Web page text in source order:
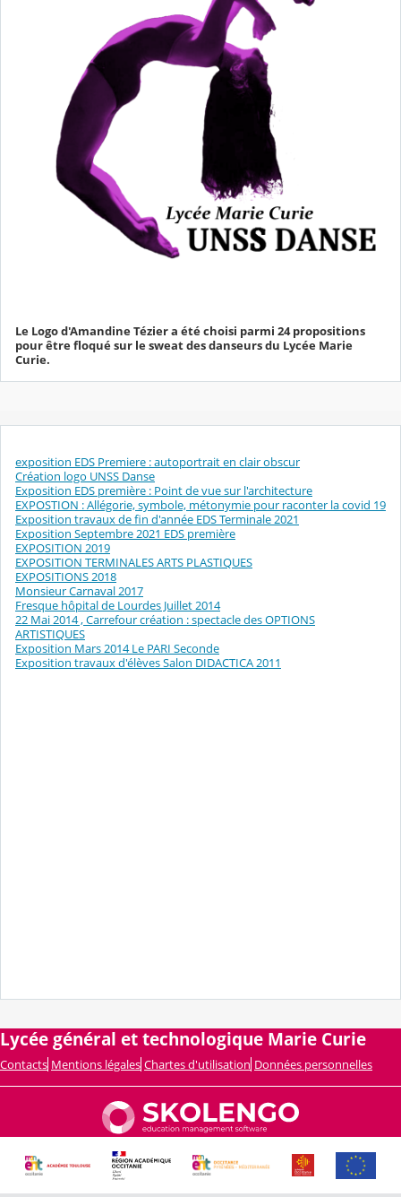
Le Logo d'Amandine Tézier a été choisi parmi 24 propositions
pour être floqué sur le sweat des danseurs du Lycée Marie
Curie.
exposition EDS Premiere : autoportrait en clair obscur
Création logo UNSS Danse
Exposition EDS première : Point de vue sur l'architecture
EXPOSTION : Allégorie, symbole, métonymie pour raconter la covid 19
Exposition travaux de fin d'année EDS Terminale 2021
Exposition Septembre 2021 EDS première
EXPOSITION 2019
EXPOSITION TERMINALES ARTS PLASTIQUES
EXPOSITIONS 2018
Monsieur Carnaval 2017
Fresque hôpital de Lourdes Juillet 2014
22 Mai 2014 , Carrefour création : spectacle des OPTIONS
ARTISTIQUES
Exposition Mars 2014 Le PARI Seconde
Exposition travaux d'élèves Salon DIDACTICA 2011
Lycée général et technologique Marie Curie
Contacts Mentions légales Chartes d'utilisation Données personnelles